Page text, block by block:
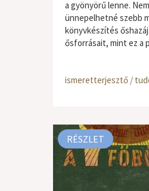
a gyönyörű lenne. Nem
ünnepelhetné szebb
könyvkészítés
ősforrásait, mint ez a
ismeretterjesztő /
RÉSZLET